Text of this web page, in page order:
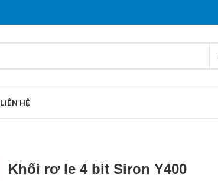
LIÊN HỆ
Khối rơ le 4 bit Siron Y400